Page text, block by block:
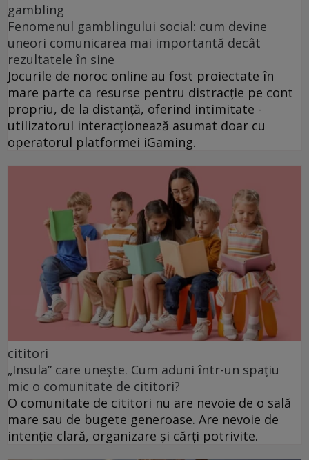
gambling
Fenomenul gamblingului social: cum devine
uneori comunicarea mai importantă decât
rezultatele în sine
Jocurile de noroc online au fost proiectate în
mare parte ca resurse pentru distracție pe cont
propriu, de la distanță, oferind intimitate -
utilizatorul interacționează asumat doar cu
operatorul platformei iGaming.
cititori
„Insula” care unește. Cum aduni într-un spațiu
mic o comunitate de cititori?
O comunitate de cititori nu are nevoie de o sală
mare sau de bugete generoase. Are nevoie de
intenție clară, organizare și cărți potrivite.